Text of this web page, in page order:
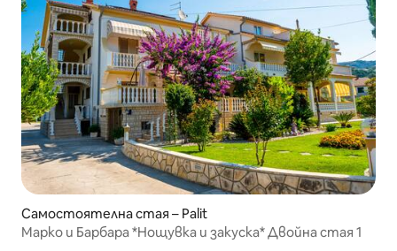
Самостоятелна стая – Palit
Марко и Барбара *Нощувка и закуска* Двойна стая 1